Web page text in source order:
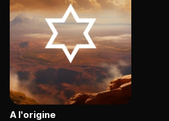
A l'origine